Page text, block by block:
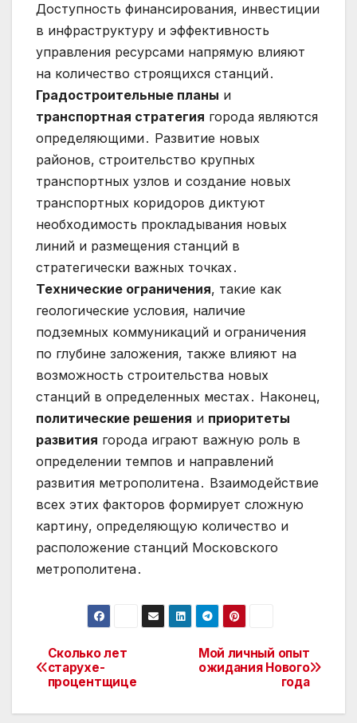
Доступность финансирования, инвестиции
в инфраструктуру и эффективность
управления ресурсами напрямую влияют
на количество строящихся станций․
Градостроительные планы и
транспортная стратегия города являются
определяющими․ Развитие новых
районов, строительство крупных
транспортных узлов и создание новых
транспортных коридоров диктуют
необходимость прокладывания новых
линий и размещения станций в
стратегически важных точках․
Технические ограничения, такие как
геологические условия, наличие
подземных коммуникаций и ограничения
по глубине заложения, также влияют на
возможность строительства новых
станций в определенных местах․ Наконец,
политические решения и приоритеты
развития города играют важную роль в
определении темпов и направлений
развития метрополитена․ Взаимодействие
всех этих факторов формирует сложную
картину, определяющую количество и
расположение станций Московского
метрополитена․
Навигация
по
Мой личный опыт
ожидания Нового
года
Сколько лет
старухе-
процентщице